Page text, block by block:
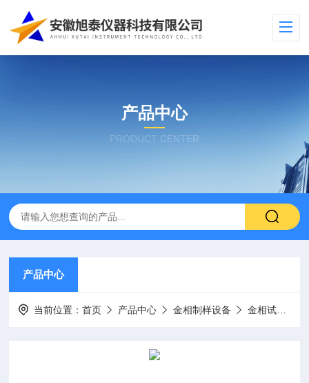
产品中心
PRODUCT CENTER
产品中心
当前位置：首页 产品中心 金相制样设备 金相试样切割机